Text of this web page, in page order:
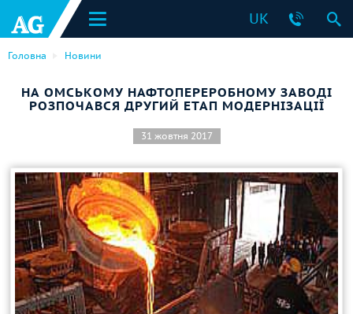
UK
Головна Новини
НА ОМСЬКОМУ НАФТОПЕРЕРОБНОМУ ЗАВОДІ
РОЗПОЧАВСЯ ДРУГИЙ ЕТАП МОДЕРНІЗАЦІЇ
31 жовтня 2017